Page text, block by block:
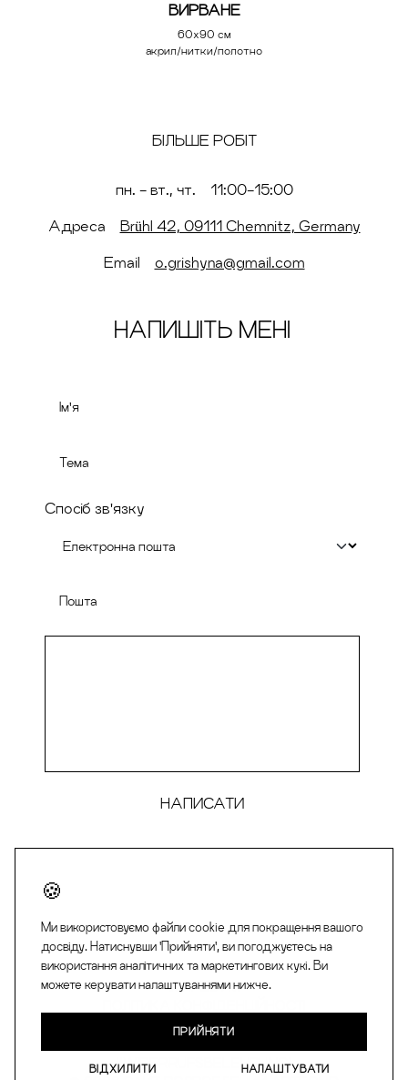
Ми використовуємо файли cookie для покращення вашого
досвіду. Натиснувши 'Прийняти', ви погоджуєтесь на
використання аналітичних та маркетингових кукі. Ви
можете керувати налаштуваннями нижче.
ПРИЙНЯТИ
ВІДХИЛИТИ НАЛАШТУВАТИ
ВИРВАНЕ
60х90 см
акрил/нитки/полотно
БІЛЬШЕ РОБІТ
пн. - вт., чт. 11:00-15:00
Адреса Brühl 42, 09111 Chemnitz, Germany
Email o.grishyna@gmail.com
НАПИШІТЬ МЕНІ
Спосіб зв'язку
FACEBOOK INSTAGRAM
ІМПРЕСУМ
ЗАГАЛЬНІ УМОВИ (AGB)
((WIDERRUFSBELEHRUNG)